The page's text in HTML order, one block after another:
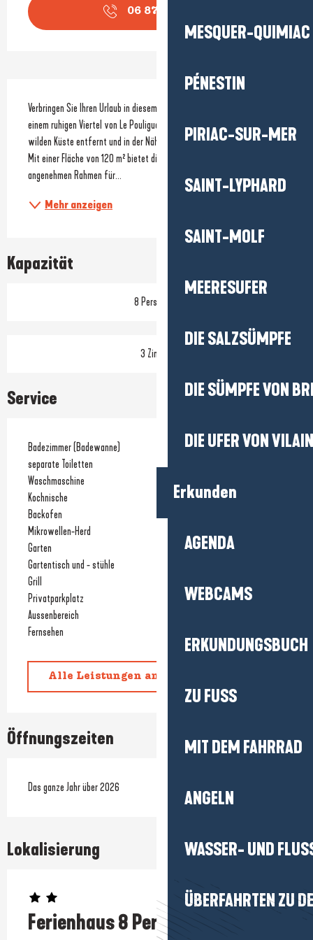
MESQUER-QUIMIAC
PÉNESTIN
PIRIAC-SUR-MER
SAINT-LYPHARD
SAINT-MOLF
MEERESUFER
DIE SALZSÜMPFE
DIE SÜMPFE VON
DIE UFER VON
Erkunden
AGENDA
WEBCAMS
ERKUNDUNGSBUCH
ZU FUSS
MIT DEM FAHRRAD
ANGELN
WASSER- UND
ÜBERFAHRTEN ZU
06 87 04 39
Beschreibung
Verbringen Sie Ihren Urlaub in diesem Haus im rustikalen Stil, das in
einem ruhigen Viertel von Le Pouliguen liegt, nur 400 Meter von der
wilden Küste entfernt und in der Nähe der Strände und der Segelschule.
Mit einer Fläche von 120 m² bietet diese Ferienunterkunft einen
angenehmen Rahmen für...
Mehr anzeigen
Kapazität
8 Person(en)
3 Zimmer
Service
Badezimmer (Badewanne)
separate Toiletten
Waschmaschine
Kochnische
Backofen
Mikrowellen-Herd
Garten
Gartentisch und - stühle
Grill
Privatparkplatz
Aussenbereich
Fernsehen
Alle Leistungen anzeigen
Öffnungszeiten
Das ganze Jahr über 2026
Lokalisierung
Ferienhaus 8 Personen: Madame